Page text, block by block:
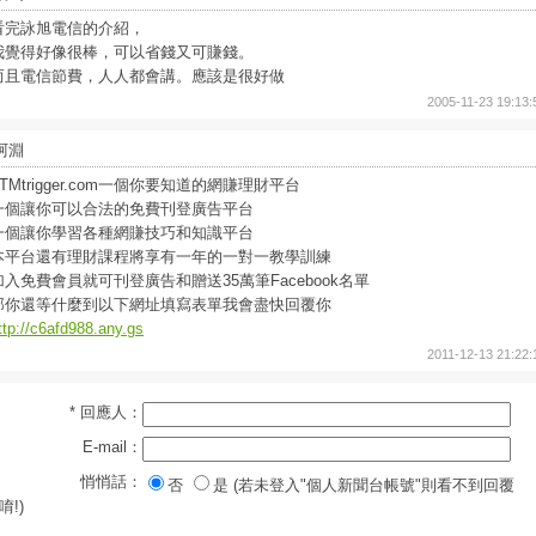
完詠旭電信的介紹，
覺得好像很棒，可以省錢又可賺錢。
且電信節費，人人都會講。應該是很好做
2005-11-23
淵
一個你要知道的網賺理財平台
個讓你可以合法的免費刊登廣告平台
個讓你學習各種網賺技巧和知識平台
平台還有理財課程將享有一年的一對一教學訓練
入免費會員就可刊登廣告和贈送35萬筆Facebook名單
你還等什麼到以下網址填寫表單我會盡快回覆你
c6afd988.any.gs
2011-12-13
* 回應人：
E-mail：
悄悄話：
否
是 (若未登入"個人新聞台帳號"則看不到回覆
唷!)